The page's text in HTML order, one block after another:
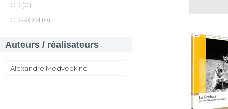
CD (0)
CD-ROM (0)
Auteurs / réalisateurs
Alexandre Medvedkine